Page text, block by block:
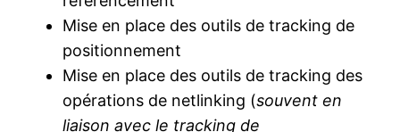
Mise en place des outils de tracking de
positionnement
Mise en place des outils de tracking des
opérations de netlinking (souvent en
liaison avec le tracking de